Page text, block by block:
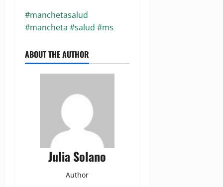
#manchetasalud
#mancheta #salud #ms
ABOUT THE AUTHOR
Julia Solano
Author